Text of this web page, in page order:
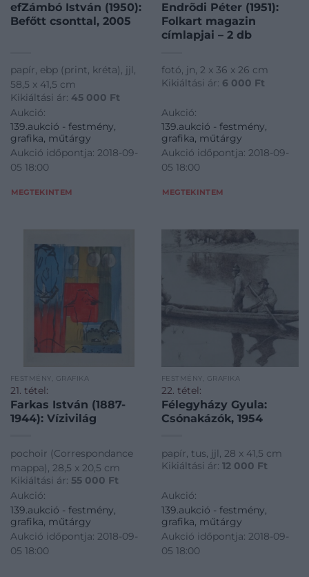
efZámbó István (1950):
Befőtt csonttal, 2005
papír, ebp (print, kréta), jjl,
58,5 x 41,5 cm
Kikiáltási ár: 45 000 Ft
Aukció:
139.aukció - festmény,
grafika, műtárgy
Aukció időpontja: 2018-09-
05 18:00
MEGTEKINTEM
Endrõdi Péter (1951):
Folkart magazin
címlapjai – 2 db
fotó, jn, 2 x 36 x 26 cm
Kikiáltási ár: 6 000 Ft
Aukció:
139.aukció - festmény,
grafika, műtárgy
Aukció időpontja: 2018-09-
05 18:00
MEGTEKINTEM
FESTMÉNY, GRAFIKA
21. tétel:
Farkas István (1887-
1944): Vízivilág
pochoir (Correspondance
mappa), 28,5 x 20,5 cm
Kikiáltási ár: 55 000 Ft
Aukció:
139.aukció - festmény,
grafika, műtárgy
Aukció időpontja: 2018-09-
05 18:00
FESTMÉNY, GRAFIKA
22. tétel:
Félegyházy Gyula:
Csónakázók, 1954
papír, tus, jjl, 28 x 41,5 cm
Kikiáltási ár: 12 000 Ft
Aukció:
139.aukció - festmény,
grafika, műtárgy
Aukció időpontja: 2018-09-
05 18:00